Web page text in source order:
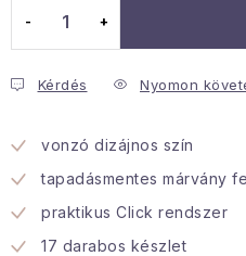
Januári akció
Veľkoobchodná spolupráca
Hogyan kell panaszkodni /
Kereskedelem feltételes
Érintkezés
Kérdés Nyomon
vonzó dizájnos szín
tapadásmentes márvány
praktikus Click rendszer
17 darabos készlet